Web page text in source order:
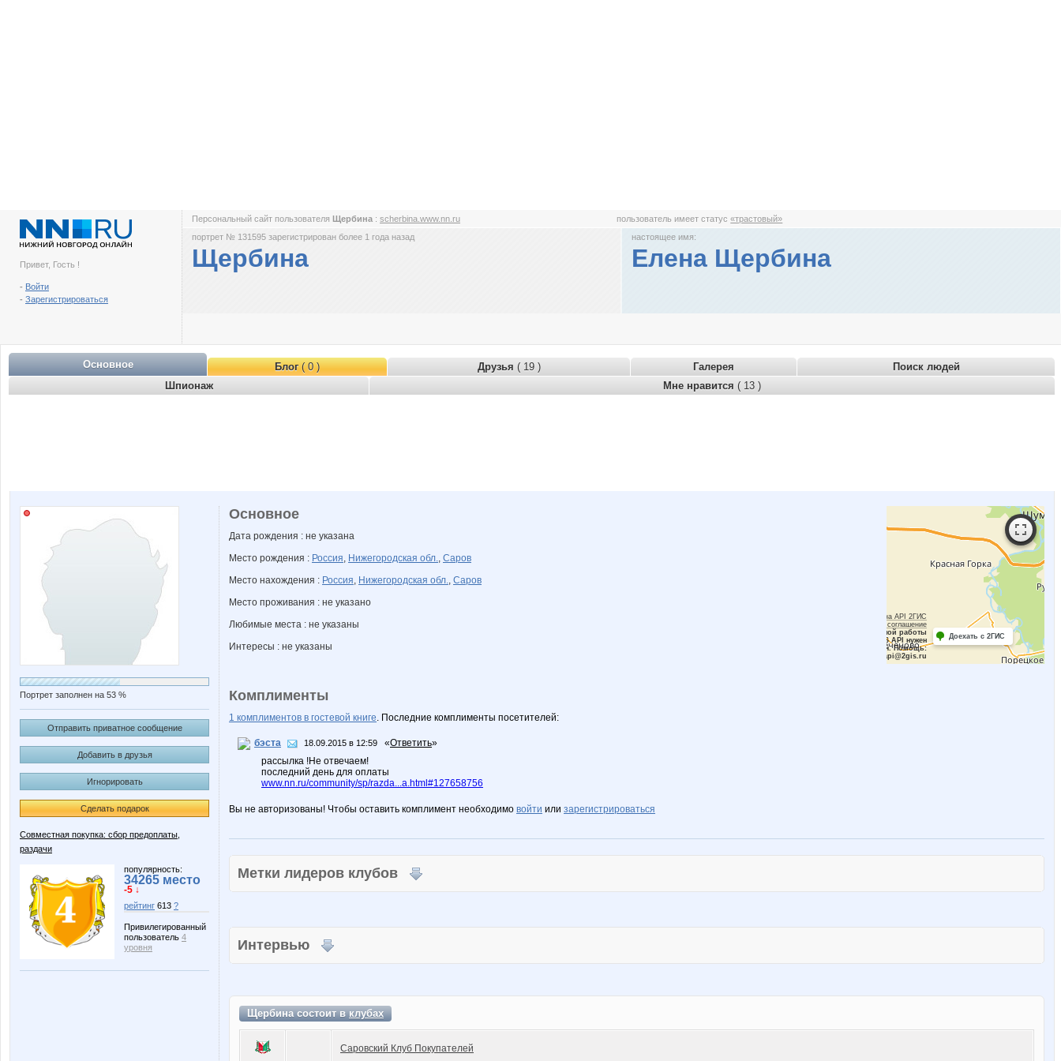
Привет, Гость !
- Войти
- Зарегистрироваться
Персональный сайт пользователя Щербина : scherbina.www.nn.ru пользователь имеет статус«трастовый»
портрет № 131595 зарегистрирован более 1 года назад
Щербина
настоящее имя:
Елена Щербина
Основное Блог( 0 ) Друзья ( 19 ) Галерея
Поиск людей
Шпионаж
Мне нравится ( 13 )
Портрет заполнен на 53 %
Отправить приватное сообщение
Добавить в друзья
Игнорировать
Сделать подарок
Совместная покупка: сбор предоплаты,
раздачи
популярность:
34265 место
-5 ↓
рейтинг 613 ?
Привилегированный
пользователь 4
уровня
Работает на API 2ГИС
Лицензионное соглашение
Для корректной работы
Raster JS API нужен
ключ. Помощь:
api@2gis.ru
Доехать с 2ГИС
Основное
Дата рождения : не указана
Место рождения : Россия, Нижегородская обл., Саров
Место нахождения : Россия, Нижегородская обл., Саров
Место проживания : не указано
Любимые места : не указаны
Интересы : не указаны
Комплименты
1 комплиментов в гостевой книге. Последние комплименты посетителей:
бэста 18.09.2015 в 12:59 «Ответить»
рассылка !Не отвечаем!
последний день для оплаты
www.nn.ru/community/sp/razda...a.html#127658756
Вы не авторизованы! Чтобы оставить комплимент необходимо войти или зарегистрироваться
Метки лидеров клубов
Интервью
Щербина состоит вклубах
Саровский Клуб Покупателей